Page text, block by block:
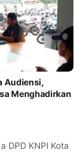
Audiensi,
Menghadirkan